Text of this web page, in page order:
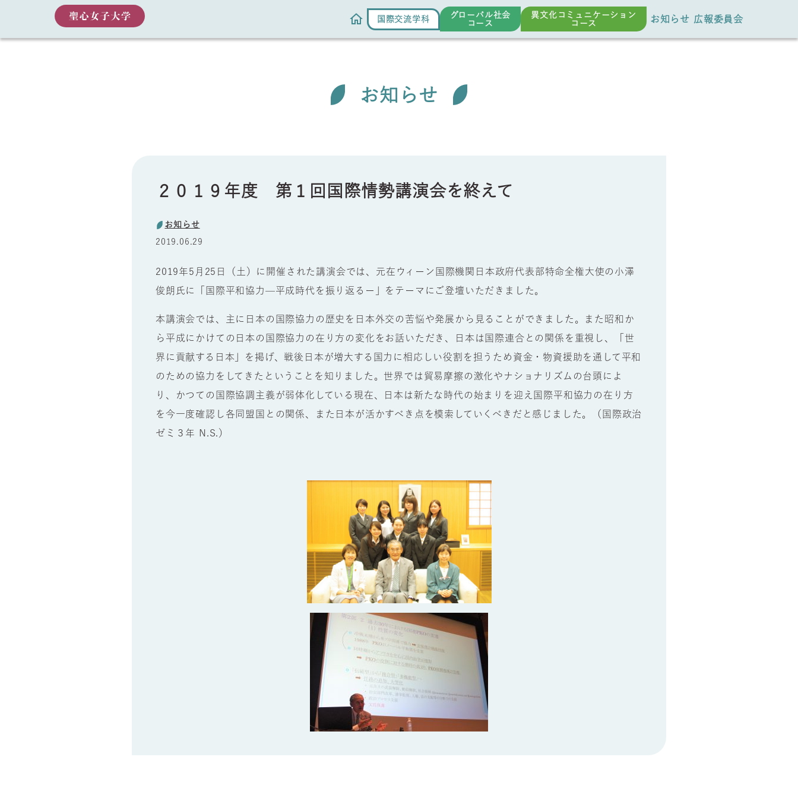
国際交流学科
グローバル社会
コース
異文化コミュニケーション
コース
お知らせ 広報委員会
お知らせ
２０１９年度 第１回国際情勢講演会を終えて
お知らせ
2019.06.29
2019年5月25日（土）に開催された講演会では、元在ウィーン国際機関日本政府代表部特命全権大使の小澤
俊朗氏に「国際平和協力—平成時代を振り返るー」をテーマにご登壇いただきました。
本講演会では、主に日本の国際協力の歴史を日本外交の苦悩や発展から見ることができました。また昭和か
ら平成にかけての日本の国際協力の在り方の変化をお話いただき、日本は国際連合との関係を重視し、「世
界に貢献する日本」を掲げ、戦後日本が増大する国力に相応しい役割を担うため資金・物資援助を通して平和
のための協力をしてきたということを知りました。世界では貿易摩擦の激化やナショナリズムの台頭によ
り、かつての国際協調主義が弱体化している現在、日本は新たな時代の始まりを迎え国際平和協力の在り方
を今一度確認し各同盟国との関係、また日本が活かすべき点を模索していくべきだと感じました。（国際政治
ゼミ３年 N.S.）